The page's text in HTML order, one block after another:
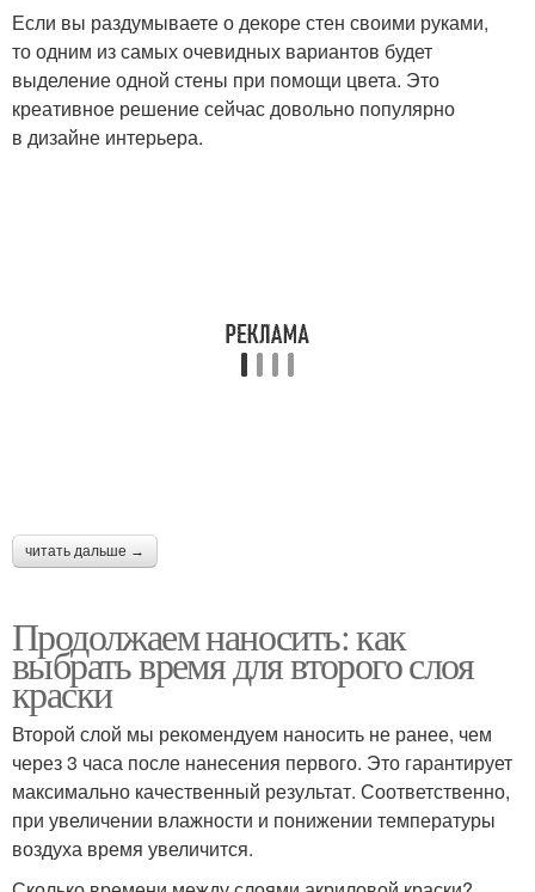
Если вы раздумываете о декоре стен своими руками,
то одним из самых очевидных вариантов будет
выделение одной стены при помощи цвета. Это
креативное решение сейчас довольно популярно
в дизайне интерьера.
читать дальше →
Продолжаем наносить: как
выбрать время для второго слоя
краски
Второй слой мы рекомендуем наносить не ранее, чем
через 3 часа после нанесения первого. Это гарантирует
максимально качественный результат. Соответственно,
при увеличении влажности и понижении температуры
воздуха время увеличится.